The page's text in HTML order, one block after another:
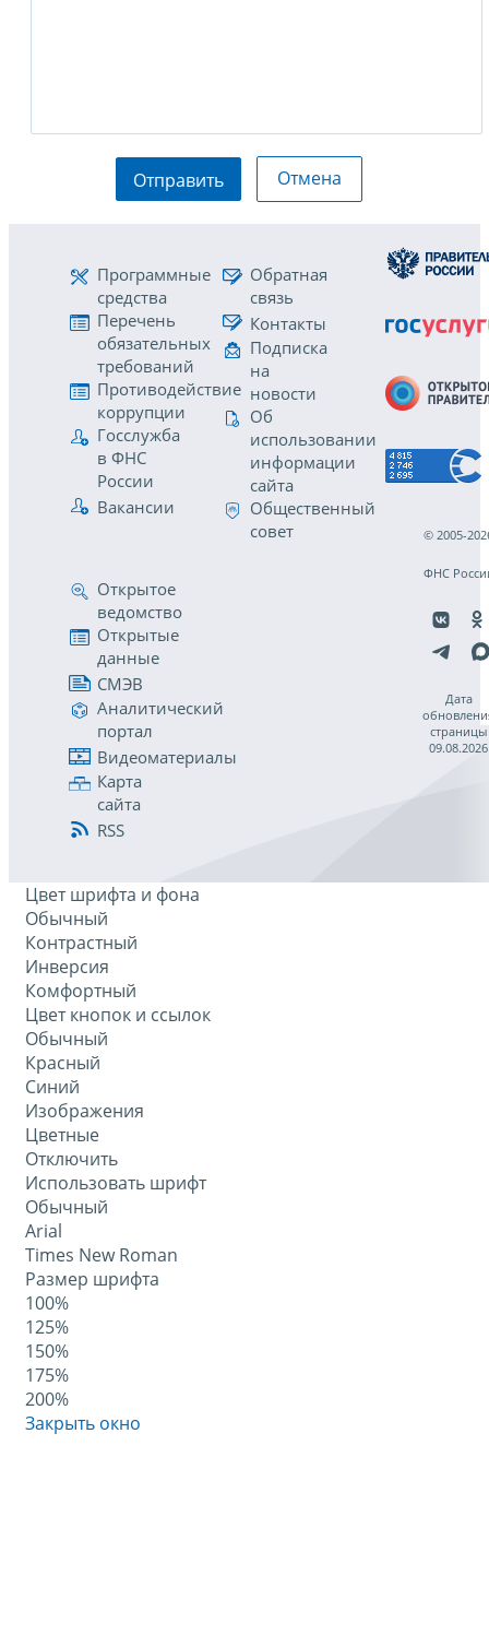
Отправить Отмена
Программные
средства
Перечень
обязательных
требований
Противодействие
коррупции
Госслужба
в ФНС
России
Вакансии
Обратная
связь
Контакты
Подписка
на
новости
Об
использовании
информации
сайта
Общественный
совет
Открытое
ведомство
Открытые
данные
СМЭВ
Аналитический
портал
Видеоматериалы
Карта
сайта
RSS
© 2005-
ФНС
Дата
страницы
09.08.2026
Цвет шрифта и фона
Обычный
Контрастный
Инверсия
Комфортный
Цвет кнопок и ссылок
Обычный
Красный
Синий
Изображения
Цветные
Отключить
Использовать шрифт
Обычный
Arial
Times New Roman
Размер шрифта
100%
125%
150%
175%
200%
Закрыть окно